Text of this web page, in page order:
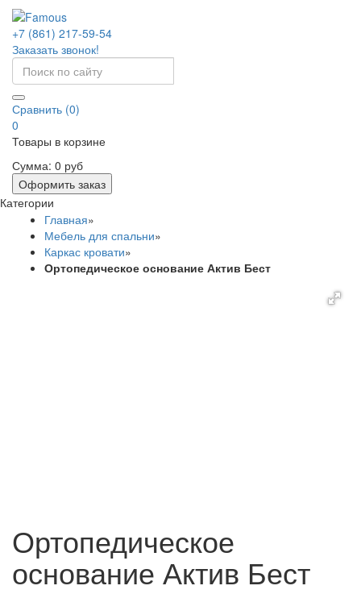
+7 (861) 217-59-54
Заказать звонок!
Сравнить (0)
0
Товары в корзине
Сумма: 0 руб
Оформить заказ
Категории
Главная»
Мебель для спальни»
Каркас кровати»
Ортопедическое основание Актив Бест
Ортопедическое
основание Актив Бест